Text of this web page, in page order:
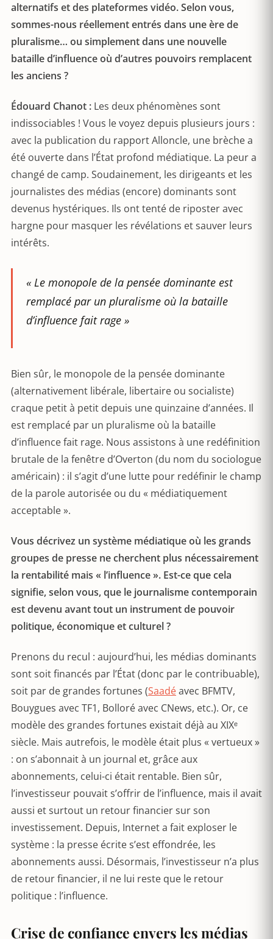
alternatifs et des plateformes vidéo. Selon vous,
sommes-nous réellement entrés dans une ère de
pluralisme… ou simplement dans une nouvelle
bataille d’influence où d’autres pouvoirs remplacent
les anciens ?
Édouard Chanot : Les deux phénomènes sont
indissociables ! Vous le voyez depuis plusieurs jours :
avec la publication du rapport Alloncle, une brèche a
été ouverte dans l’État profond médiatique. La peur a
changé de camp. Soudainement, les dirigeants et les
journalistes des médias (encore) dominants sont
devenus hystériques. Ils ont tenté de riposter avec
hargne pour masquer les révélations et sauver leurs
intérêts.
« Le monopole de la pensée dominante est
remplacé par un pluralisme où la bataille
d’influence fait rage »
Bien sûr, le monopole de la pensée dominante
(alternativement libérale, libertaire ou socialiste)
craque petit à petit depuis une quinzaine d’années. Il
est remplacé par un pluralisme où la bataille
d’influence fait rage. Nous assistons à une redéfinition
brutale de la fenêtre d’Overton (du nom du sociologue
américain) : il s’agit d’une lutte pour redéfinir le champ
de la parole autorisée ou du « médiatiquement
acceptable ».
Vous décrivez un système médiatique où les grands
groupes de presse ne cherchent plus nécessairement
la rentabilité mais « l’influence ». Est-ce que cela
signifie, selon vous, que le journalisme contemporain
est devenu avant tout un instrument de pouvoir
politique, économique et culturel ?
Prenons du recul : aujourd’hui, les médias dominants
sont soit financés par l’État (donc par le contribuable),
soit par de grandes fortunes (Saadéavec BFMTV,
Bouygues avec TF1, Bolloré avec CNews, etc.). Or, ce
modèle des grandes fortunes existait déjà au XIXᵉ
siècle. Mais autrefois, le modèle était plus « vertueux »
: on s’abonnait à un journal et, grâce aux
abonnements, celui-ci était rentable. Bien sûr,
l’investisseur pouvait s’offrir de l’influence, mais il avait
aussi et surtout un retour financier sur son
investissement. Depuis, Internet a fait exploser le
système : la presse écrite s’est effondrée, les
abonnements aussi. Désormais, l’investisseur n’a plus
de retour financier, il ne lui reste que le retour
politique : l’influence.
Crise de confiance envers les médias